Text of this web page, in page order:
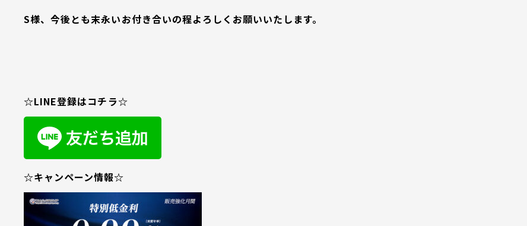
S様、今後とも末永いお付き合いの程よろしくお願いいたします。
☆LINE登録はコチラ☆
☆キャンペーン情報☆